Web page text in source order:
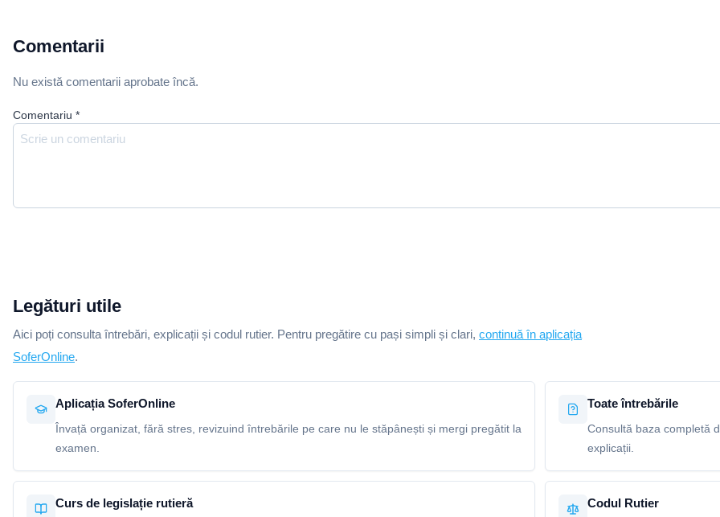
Comentarii
Nu există comentarii aprobate încă.
Comentariu *
Legături utile
Aici poți consulta întrebări, explicații și codul rutier. Pentru pregătire cu pași simpli și clari, continuă în aplicația
SoferOnline.
Aplicația SoferOnline
Învață organizat, fără stres, revizuind întrebările pe care nu le stăpânești și mergi pregătit la
examen.
Toate întrebările
Consultă baza completă
explicații.
Curs de legislație rutieră Codul Rutier